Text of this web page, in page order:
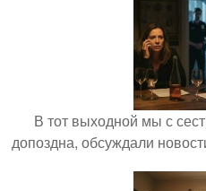
В тот выходной мы с
допоздна, обсуждали